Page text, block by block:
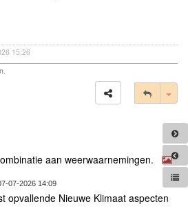
15:26
aan weerwaarnemingen.
07-2026 14:09
opvallende Nieuwe Klimaat aspecten